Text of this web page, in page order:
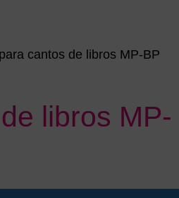
cantos de libros MP-BP
libros MP-